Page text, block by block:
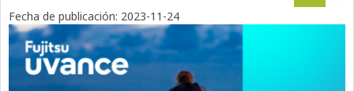
Fecha de publicación: 2023-11-24